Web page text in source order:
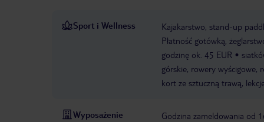
Sport i Wellness Kajakarstwo, stand-up
Płatność gotówką,
godzinę ok. 45 EUR
górskie, rowery wyścigowe,
kort ze sztuczną trawą,
Wyposażenie Godzina zameldowania od